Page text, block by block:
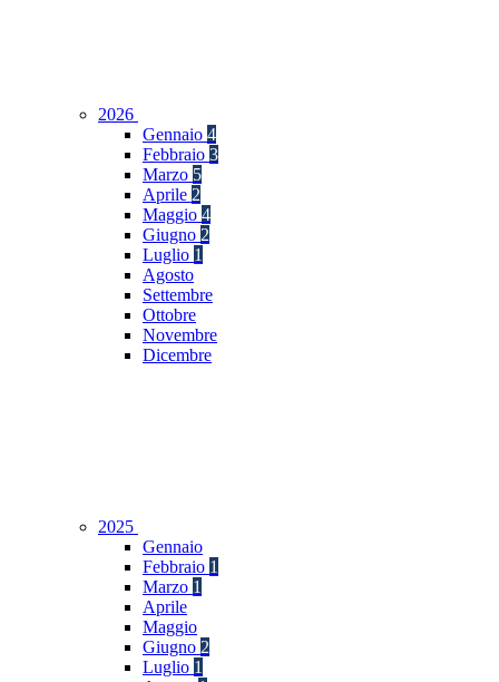
2026
Gennaio 4
Febbraio 3
Marzo 5
Aprile 2
Maggio 4
Giugno 2
Luglio 1
Agosto
Settembre
Ottobre
Novembre
Dicembre
2025
Gennaio
Febbraio 1
Marzo 1
Aprile
Maggio
Giugno 2
Luglio 1